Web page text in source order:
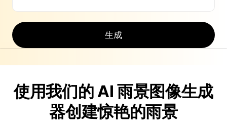
生成
使用我们的 AI 雨景图像生成
器创建惊艳的雨景